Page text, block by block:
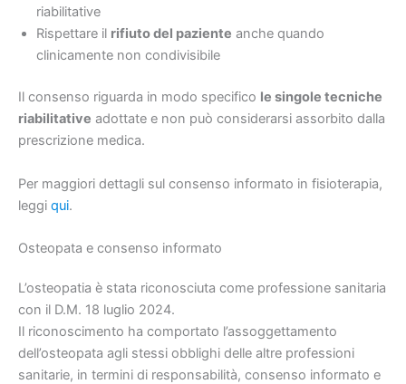
riabilitative
Rispettare il rifiuto del paziente anche quando
clinicamente non condivisibile
Il consenso riguarda in modo specifico le singole tecniche
riabilitative adottate e non può considerarsi assorbito dalla
prescrizione medica.
Per maggiori dettagli sul consenso informato in fisioterapia,
leggi qui.
Osteopata e consenso informato
L’osteopatia è stata riconosciuta come professione sanitaria
con il D.M. 18 luglio 2024.
Il riconoscimento ha comportato l’assoggettamento
dell’osteopata agli stessi obblighi delle altre professioni
sanitarie, in termini di responsabilità, consenso informato e